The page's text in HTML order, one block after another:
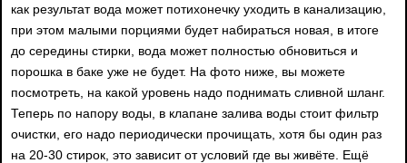
как результат вода может потихонечку уходить в канализацию,
при этом малыми порциями будет набираться новая, в итоге
до середины стирки, вода может полностью обновиться и
порошка в баке уже не будет. На фото ниже, вы можете
посмотреть, на какой уровень надо поднимать сливной шланг.
Теперь по напору воды, в клапане залива воды стоит фильтр
очистки, его надо периодически прочищать, хотя бы один раз
на 20-30 стирок, это зависит от условий где вы живёте. Ещё